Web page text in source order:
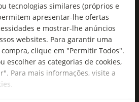
tecnologias similares (próprios e
apresentar-lhe ofertas
e mostrar-lhe anúncios
websites. Para garantir uma
clique em "Permitir Todos".
escolher as categorias de cookies,
Para mais informações, visite a
frescas no